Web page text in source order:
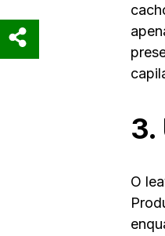
3.
O